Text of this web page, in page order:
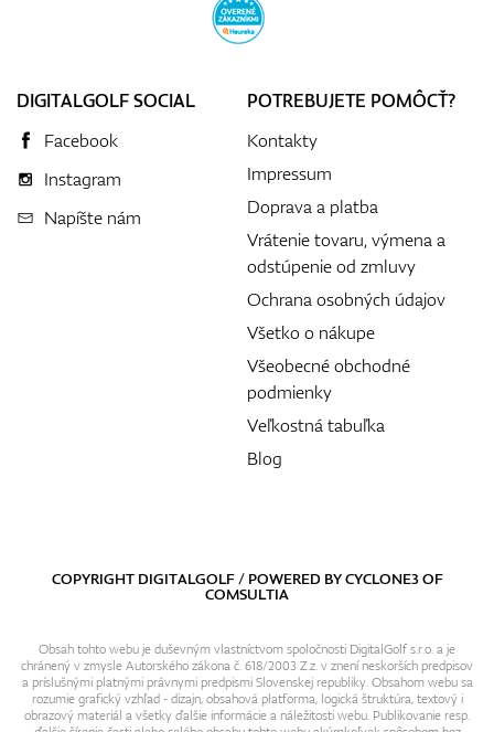
DIGITALGOLF SOCIAL
Facebook
Instagram
Napíšte nám
POTREBUJETE POMÔCŤ?
Kontakty
Impressum
Doprava a platba
Vrátenie tovaru, výmena a
odstúpenie od zmluvy
Ochrana osobných údajov
Všetko o nákupe
Všeobecné obchodné
podmienky
Veľkostná tabuľka
Blog
COPYRIGHT DIGITALGOLF / POWERED BYCYCLONE3OF
COMSULTIA
Obsah tohto webu je duševným vlastníctvom spoločnosti DigitalGolf s.r.o. a je
chránený v zmysle Autorského zákona č. 618/2003 Z.z. v znení neskorších predpisov
a príslušnými platnými právnymi predpismi Slovenskej republiky. Obsahom webu sa
rozumie grafický vzhľad - dizajn, obsahová platforma, logická štruktúra, textový i
obrazový materiál a všetky ďalšie informácie a náležitosti webu. Publikovanie resp.